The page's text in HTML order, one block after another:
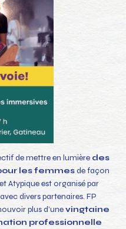
de mettre en lumière des
les femmesde façon
Atypique est organisé par
divers partenaires. FP
plus d’unevingtaine
professionnelle